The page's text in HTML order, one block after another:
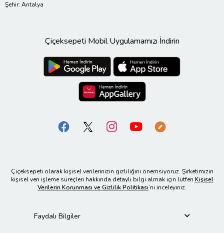
Şehir: Antalya
Çiçeksepeti Mobil Uygulamamızı İndirin
Çiçeksepeti olarak kişisel verilerinizin gizliliğini önemsiyoruz. Şirketimizin
kişisel veri işleme süreçleri hakkında detaylı bilgi almak için lütfen Kişisel
Verilerin Korunması ve Gizlilik Politikası’nı inceleyiniz.
Faydalı Bilgiler